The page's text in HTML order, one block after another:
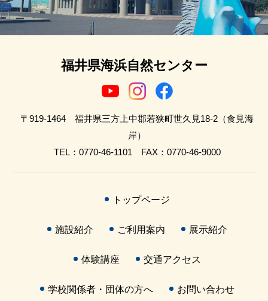
福井県海浜自然センター
〒919-1464 福井県三方上中郡若狭町世久見18-2（食見海
岸）
TEL：0770-46-1101 FAX：0770-46-9000
トップページ
施設紹介 ご利用案内 展示紹介
体験講座 交通アクセス
学校関係者・団体の方へ お問い合わせ